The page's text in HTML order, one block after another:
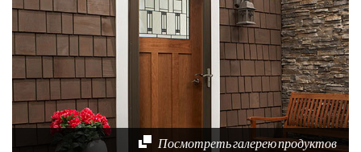
Посмотреть галерею продуктов